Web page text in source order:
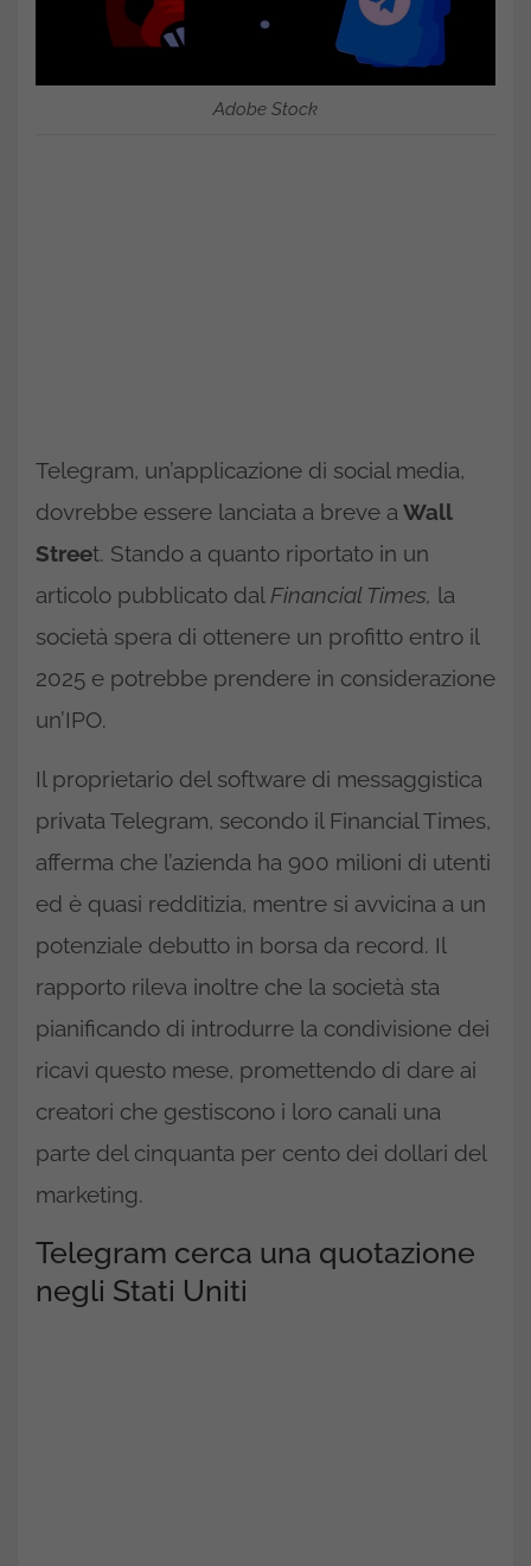
Adobe Stock
Telegram, un’applicazione di social media,
dovrebbe essere lanciata a breve a Wall
Street. Stando a quanto riportato in un
articolo pubblicato dal Financial Times, la
società spera di ottenere un profitto entro il
2025 e potrebbe prendere in considerazione
un’IPO.
Il proprietario del software di messaggistica
privata Telegram, secondo il Financial Times,
afferma che l’azienda ha 900 milioni di utenti
ed è quasi redditizia, mentre si avvicina a un
potenziale debutto in borsa da record. Il
rapporto rileva inoltre che la società sta
pianificando di introdurre la condivisione dei
ricavi questo mese, promettendo di dare ai
creatori che gestiscono i loro canali una
parte del cinquanta per cento dei dollari del
marketing.
Telegram cerca una quotazione
negli Stati Uniti